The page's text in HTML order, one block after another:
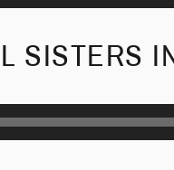
SISTERS